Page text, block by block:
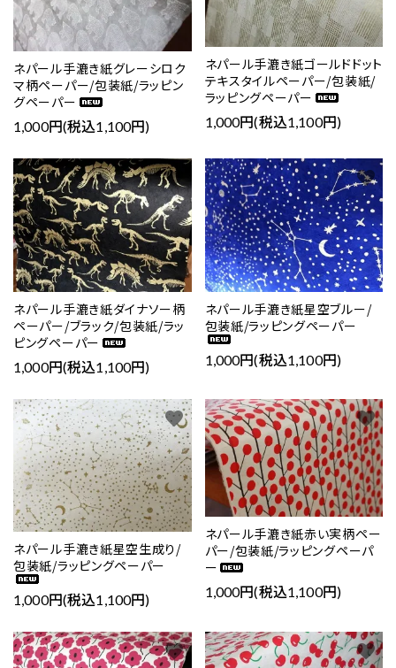
ネパール手漉き紙グレーシロク
マ柄ペーパー/包装紙/ラッピン
グペーパー
1,000円(税込1,100円)
ネパール手漉き紙ゴールドドット
テキスタイルペーパー/包装紙/
ラッピングペーパー
1,000円(税込1,100円)
ネパール手漉き紙ダイナソー柄
ペーパー/ブラック/包装紙/ラッ
ピングペーパー
1,000円(税込1,100円)
favorite
ネパール手漉き紙星空ブルー/
包装紙/ラッピングペーパー
1,000円(税込1,100円)
favorite
ネパール手漉き紙星空生成り/
包装紙/ラッピングペーパー
1,000円(税込1,100円)
favorite
ネパール手漉き紙赤い実柄ペー
パー/包装紙/ラッピングペーパ
ー
1,000円(税込1,100円)
favorite
favorite favorite